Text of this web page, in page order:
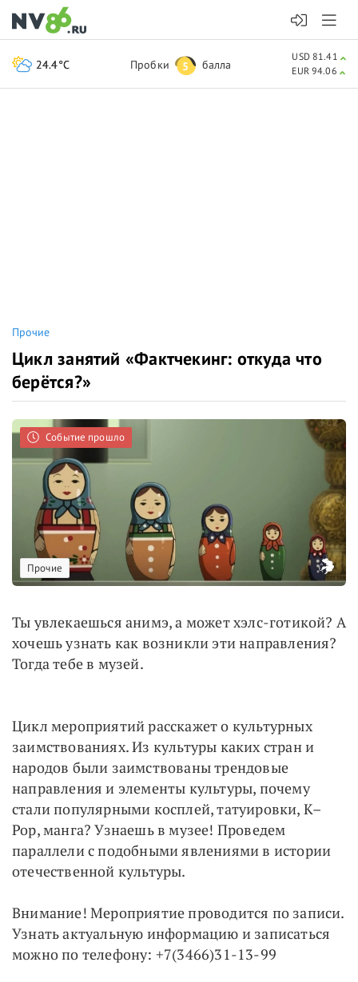
Прочие
Цикл занятий «Фактчекинг: откуда что
берётся?»
Прочие
Событие прошло
Ты увлекаешься анимэ, а может хэлс-готикой? А
хочешь узнать как возникли эти направления?
Тогда тебе в музей.
Цикл мероприятий расскажет о культурных
заимствованиях. Из культуры каких стран и
народов были заимствованы трендовые
направления и элементы культуры, почему
стали популярными косплей, татуировки, K–
Pop, манга? Узнаешь в музее! Проведем
параллели с подобными явлениями в истории
отечественной культуры.
Внимание! Мероприятие проводится по записи.
Узнать актуальную информацию и записаться
можно по телефону: +7(3466)31-13-99
24.4°C Пробки 5 балла
USD 81.41
EUR 94.06